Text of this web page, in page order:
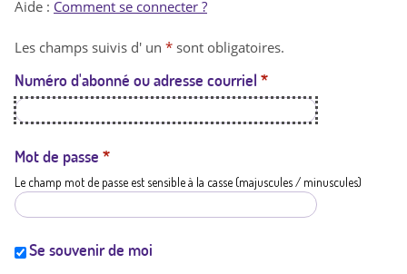
t
a
t
i
Aide : Comment se connecter ?
Les champs suivis d' un * sont obligatoires.
Numéro d'abonné ou adresse courriel *
Mot de passe *
Le champ mot de passe est sensible à la casse (majuscules / minuscules)
Se souvenir de moi